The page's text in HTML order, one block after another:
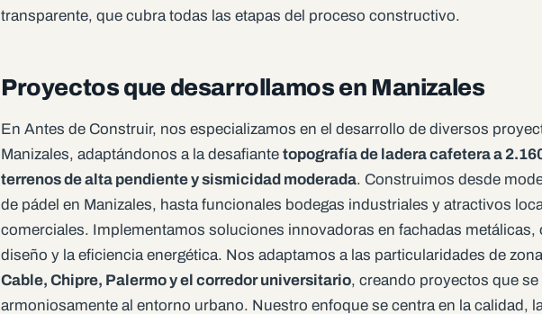
transparente, que cubra todas las etapas del proceso constructivo.
Proyectos que desarrollamos en Manizales
En Antes de Construir, nos especializamos en el desarrollo de diversos
Manizales, adaptándonos a la desafiante topografía de ladera cafetera a
terrenos de alta pendiente y sismicidad moderada. Construimos desde
de pádel en Manizales, hasta funcionales bodegas industriales y atractivos
comerciales. Implementamos soluciones innovadoras en fachadas metálicas,
diseño y la eficiencia energética. Nos adaptamos a las particularidades de
Cable, Chipre, Palermo y el corredor universitario, creando proyectos que se
armoniosamente al entorno urbano. Nuestro enfoque se centra en la calidad,